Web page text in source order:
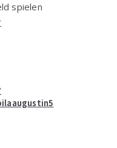
spielen